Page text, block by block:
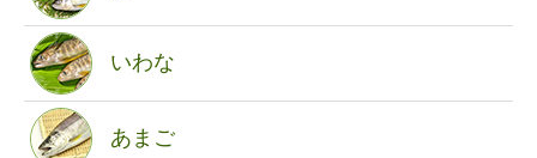
いわな
あまご